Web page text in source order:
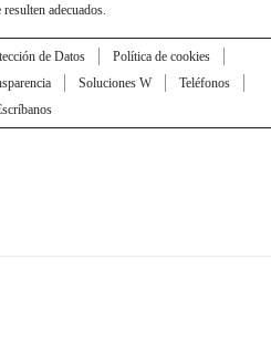
adecuados.
de Datos
Política de cookies
Soluciones W
Teléfonos